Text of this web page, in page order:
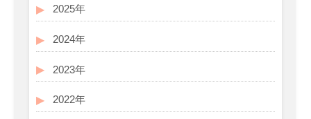
2025年
2024年
2023年
2022年